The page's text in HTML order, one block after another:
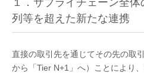
１．サプライチェーン全
列等を超えた新たな連携
直接の取引先を通じてその先の取
から「Tier N+1」へ）ことにより